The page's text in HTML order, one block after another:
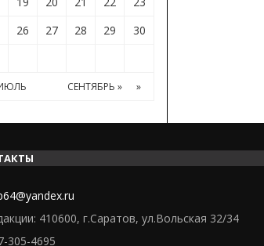
26 27 28 29
30
СЕНТЯБРЬ » »
410600, г.Саратов, ул.Вольская 32/34
305-4695